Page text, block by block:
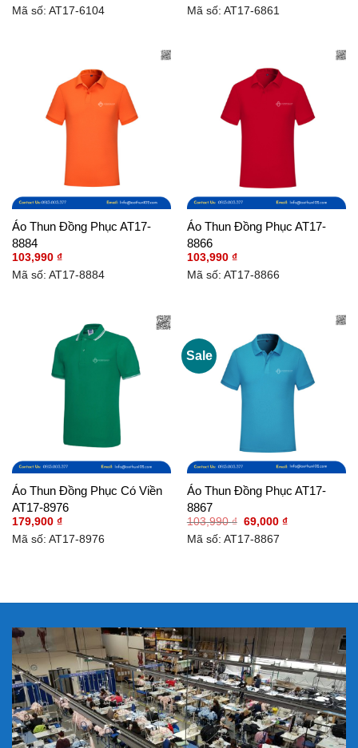
Mã số: AT17-6104
Mã số: AT17-6861
Áo Thun Đồng Phục AT17-
8884
103,990 ₫
Mã số: AT17-8884
Áo Thun Đồng Phục AT17-
8866
103,990 ₫
Mã số: AT17-8866
Áo Thun Đồng Phục Có Viền
AT17-8976
179,900 ₫
Mã số: AT17-8976
Sale
Áo Thun Đồng Phục AT17-
8867
103,990₫ Giá
là:
69,000 ₫Giá
Mã số: AT17-8867